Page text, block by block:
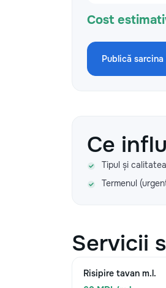
Cost
Publică
Ce
Tipul și
Termenul
Servicii
Risipire tavan m.l.